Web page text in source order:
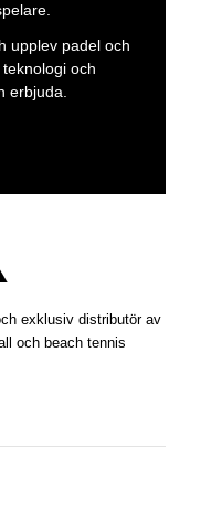
upplev padel och
och
erbjuda.
exklusiv distributör av
och beach tennis